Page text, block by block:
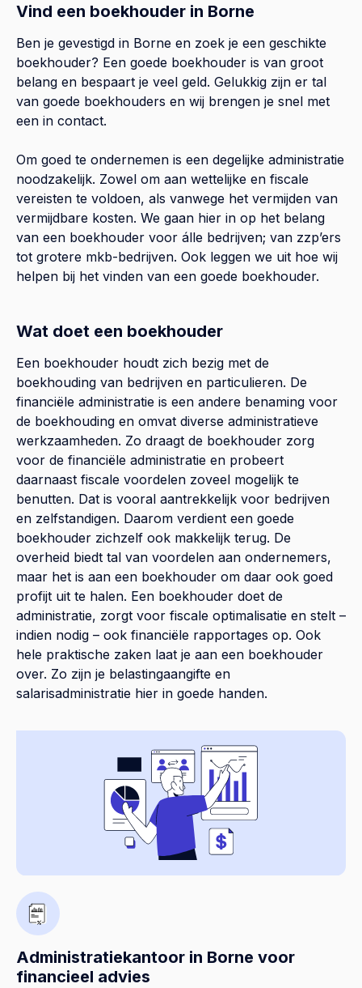
Vind een boekhouder in Borne
Ben je gevestigd in Borne en zoek je een geschikte
boekhouder? Een goede boekhouder is van groot
belang en bespaart je veel geld. Gelukkig zijn er tal
van goede boekhouders en wij brengen je snel met
een in contact.
Om goed te ondernemen is een degelijke administratie
noodzakelijk. Zowel om aan wettelijke en fiscale
vereisten te voldoen, als vanwege het vermijden van
vermijdbare kosten. We gaan hier in op het belang
van een boekhouder voor álle bedrijven; van zzp’ers
tot grotere mkb-bedrijven. Ook leggen we uit hoe wij
helpen bij het vinden van een goede boekhouder.
Wat doet een boekhouder
Een boekhouder houdt zich bezig met de
boekhouding van bedrijven en particulieren. De
financiële administratie is een andere benaming voor
de boekhouding en omvat diverse administratieve
werkzaamheden. Zo draagt de boekhouder zorg
voor de financiële administratie en probeert
daarnaast fiscale voordelen zoveel mogelijk te
benutten. Dat is vooral aantrekkelijk voor bedrijven
en zelfstandigen. Daarom verdient een goede
boekhouder zichzelf ook makkelijk terug. De
overheid biedt tal van voordelen aan ondernemers,
maar het is aan een boekhouder om daar ook goed
profijt uit te halen. Een boekhouder doet de
administratie, zorgt voor fiscale optimalisatie en stelt –
indien nodig – ook financiële rapportages op. Ook
hele praktische zaken laat je aan een boekhouder
over. Zo zijn je belastingaangifte en
salarisadministratie hier in goede handen.
Administratiekantoor in Borne voor
financieel advies